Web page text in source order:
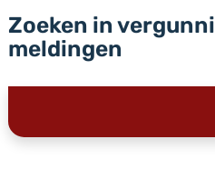
Zoeken in
meldingen